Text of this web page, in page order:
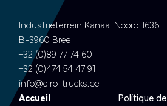
Industrieterrein Kanaal Noord 1636
B-3960 Bree
+32 (0)89 77 74 60
+32 (0)474 54 47 91
info@elro-trucks.be
Accueil
Politique de